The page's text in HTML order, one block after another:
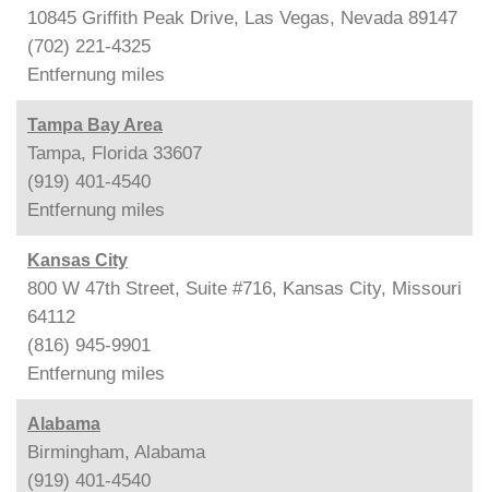
10845 Griffith Peak Drive, Las Vegas, Nevada 89147
(702) 221-4325
Entfernung miles
Tampa Bay Area
Tampa, Florida 33607
(919) 401-4540
Entfernung miles
Kansas City
800 W 47th Street, Suite #716, Kansas City, Missouri
64112
(816) 945-9901
Entfernung miles
Alabama
Birmingham, Alabama
(919) 401-4540